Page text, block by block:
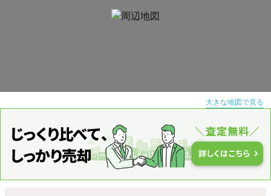
大きな地図で見る